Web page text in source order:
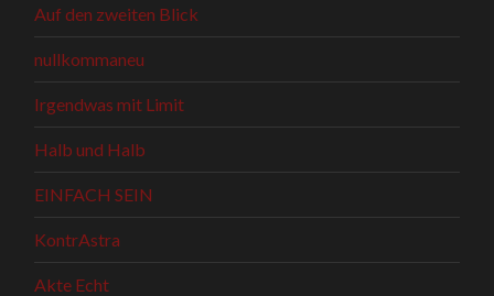
Auf den zweiten Blick
nullkommaneu
Irgendwas mit Limit
Halb und Halb
EINFACH SEIN
KontrAstra
Akte Echt